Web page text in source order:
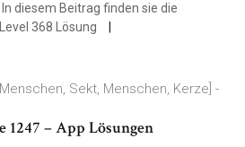
diesem Beitrag finden sie die
368 Lösung
Sekt, Menschen, Kerze] -
1247 – App Lösungen